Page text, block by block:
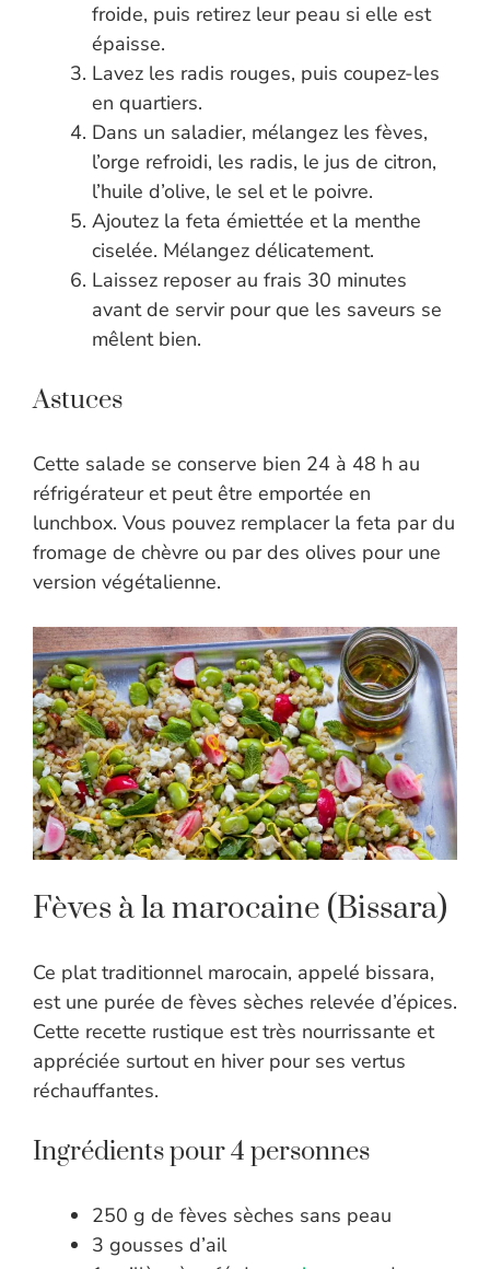
froide, puis retirez leur peau si elle est
épaisse.
Lavez les radis rouges, puis coupez-les
en quartiers.
Dans un saladier, mélangez les fèves,
l’orge refroidi, les radis, le jus de citron,
l’huile d’olive, le sel et le poivre.
Ajoutez la feta émiettée et la menthe
ciselée. Mélangez délicatement.
Laissez reposer au frais 30 minutes
avant de servir pour que les saveurs se
mêlent bien.
Astuces
Cette salade se conserve bien 24 à 48 h au
réfrigérateur et peut être emportée en
lunchbox. Vous pouvez remplacer la feta par du
fromage de chèvre ou par des olives pour une
version végétalienne.
Fèves à la marocaine (Bissara)
Ce plat traditionnel marocain, appelé bissara,
est une purée de fèves sèches relevée d’épices.
Cette recette rustique est très nourrissante et
appréciée surtout en hiver pour ses vertus
réchauffantes.
Ingrédients pour 4 personnes
250 g de fèves sèches sans peau
3 gousses d’ail